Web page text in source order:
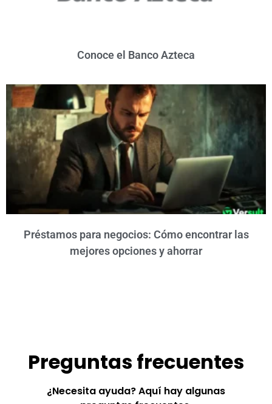
Conoce el Banco Azteca
Préstamos para negocios: Cómo encontrar las
mejores opciones y ahorrar
Preguntas frecuentes
¿Necesita ayuda? Aquí hay algunas